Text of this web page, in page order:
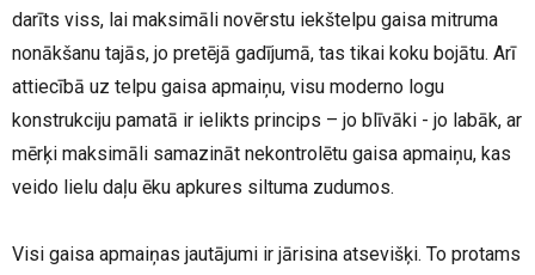
darīts viss, lai maksimāli novērstu iekštelpu gaisa mitruma
nonākšanu tajās, jo pretējā gadījumā, tas tikai koku bojātu. Arī
attiecībā uz telpu gaisa apmaiņu, visu moderno logu
konstrukciju pamatā ir ielikts princips – jo blīvāki - jo labāk, ar
mērķi maksimāli samazināt nekontrolētu gaisa apmaiņu, kas
veido lielu daļu ēku apkures siltuma zudumos.
Visi gaisa apmaiņas jautājumi ir jārisina atsevišķi. To protams